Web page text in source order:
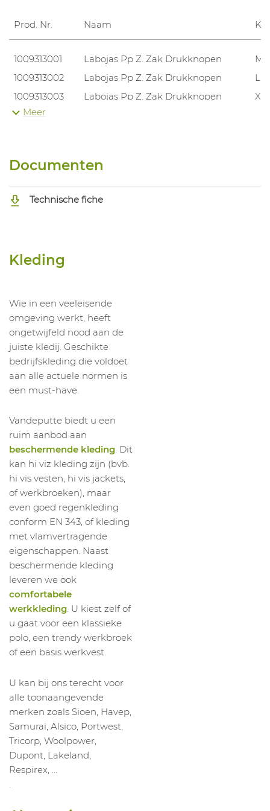
Prod. Nr. Naam
1009313001 Labojas Pp Z. Zak Drukknopen
M
1009313002
Labojas Pp Z. Zak Drukknopen
L
1009313003
Labojas Pp Z. Zak Drukknopen
XL
1009313004
Meer
Documenten
Technische fiche
Kleding
Wie in een veeleisende
omgeving werkt, heeft
ongetwijfeld nood aan de
juiste kledij. Geschikte
bedrijfskleding die voldoet
aan alle actuele normen is
een must-have.
Vandeputte biedt u een
ruim aanbod aan
beschermende kleding. Dit
kan hi viz kleding zijn (bvb.
hi vis vesten, hi vis jackets,
of werkbroeken), maar
even goed regenkleding
conform EN 343, of kleding
met vlamvertragende
eigenschappen. Naast
beschermende kleding
leveren we ook
comfortabele
werkkleding. U kiest zelf of
u gaat voor een klassieke
polo, een trendy werkbroek
of een basis werkvest.
U kan bij ons terecht voor
alle toonaangevende
merken zoals Sioen, Havep,
Samurai, Alsico, Portwest,
Tricorp, Woolpower,
Dupont, Lakeland,
Respirex, …